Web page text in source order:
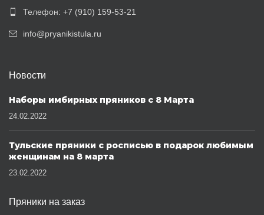
Телефон: +7 (910) 159-53-21
info@pryanikistula.ru
Новости
Наборы имбирных пряников с 8 Марта
24.02.2022
Тульские пряники с росписью в подарок любимым
женщинам на 8 марта
23.02.2022
Пряники на заказ